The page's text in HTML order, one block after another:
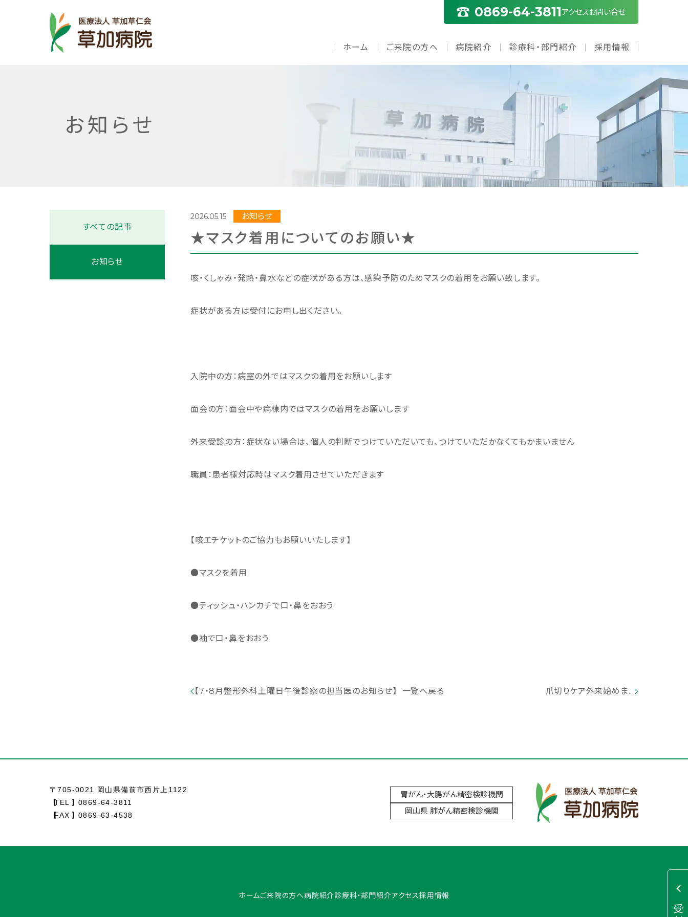
0869-64-3811アクセスお問い合せ
ホーム ご来院の方へ 病院紹介 診療科・部門紹介 採用情報
お知らせ
2026.05.15 お知らせ
★マスク着用についてのお願い★
咳・くしゃみ・発熱・鼻水などの症状がある方は、感染予防のためマスクの着用をお願い致します。
症状がある方は受付にお申し出ください。
入院中の方：病室の外ではマスクの着用をお願いします
面会の方：面会中や病棟内ではマスクの着用をお願いします
外来受診の方：症状ない場合は、個人の判断でつけていただいても、つけていただかなくてもかまいません
職員：患者様対応時はマスク着用させていただきます
【咳エチケットのご協力もお願いいたします】
●マスクを着用
●ティッシュ・ハンカチで口・鼻をおおう
●袖で口・鼻をおおう
【7・8月整形外科土曜日午後診察の担当医のお知らせ】 一覧へ戻る 爪切りケア外来始めま...
すべての記事
お知らせ
〒705-0021 岡山県備前市西片上1122
TEL
0869-64-3811
FAX
0869-63-4538
胃がん・大腸がん精密検診機関
岡山県 肺がん精密検診機関
ホームご来院の方へ病院紹介診療科・部門紹介アクセス採用情報
受